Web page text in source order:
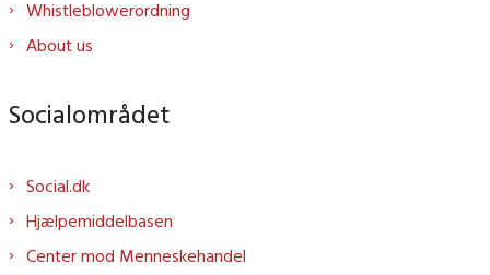
Whistleblowerordning
About us
Socialområdet
Social.dk
Hjælpemiddelbasen
Center mod Menneskehandel